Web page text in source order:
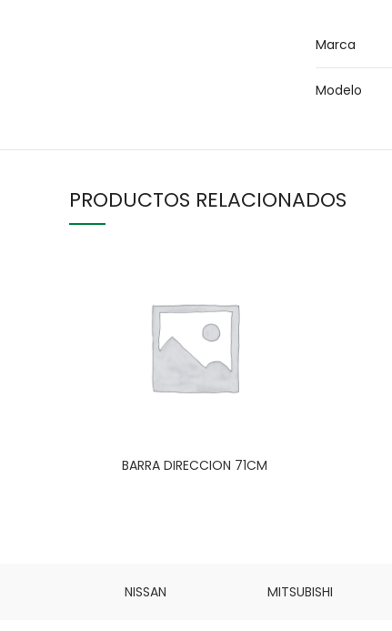
Marca
Modelo
PRODUCTOS RELACIONADOS
BARRA DIRECCION 71CM
NISSAN MITSUBISHI